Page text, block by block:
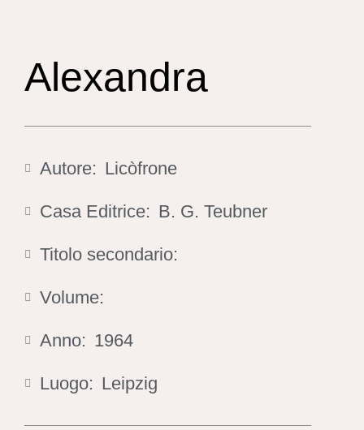
Alexandra
Autore: Licòfrone
Casa Editrice: B. G. Teubner
Titolo secondario:
Volume:
Anno: 1964
Luogo: Leipzig